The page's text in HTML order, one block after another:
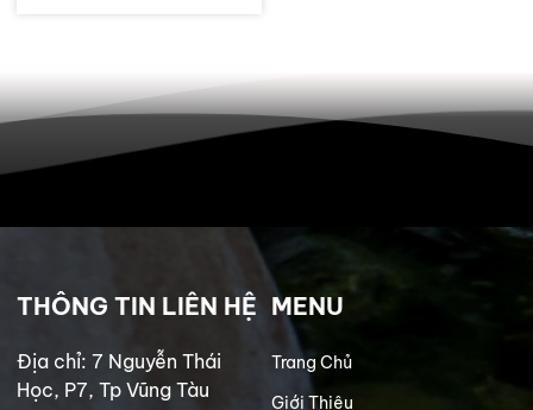
THÔNG TIN LIÊN HỆ
Địa chỉ: 7 Nguyễn Thái
Học, P7, Tp Vũng Tàu
MENU
Trang Chủ
Giới Thiệu